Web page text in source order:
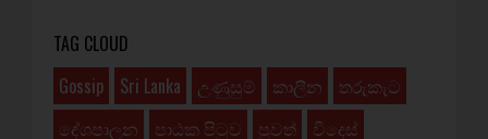
TAG CLOUD
Gossip
Sri Lanka උණුසුම් කාලීන
තරුකැට
දේශපාලන
පාඨක පිටුව පුවත්
විදෙස්